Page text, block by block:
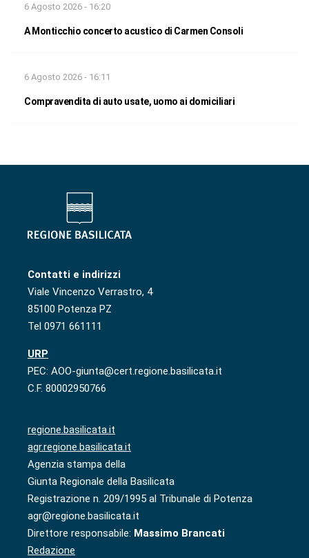
6 Agosto 2026 - 16:20
A Monticchio concerto acustico di Carmen Consoli
6 Agosto 2026 - 16:11
Compravendita di auto usate, uomo ai domiciliari
Contatti e indirizzi
Viale Vincenzo Verrastro, 4
85100 Potenza PZ
Tel 0971 661111
URP
PEC: AOO-giunta@cert.regione.basilicata.it
C.F. 80002950766
regione.basilicata.it
agr.regione.basilicata.it
Agenzia stampa della
Giunta Regionale della Basilicata
Registrazione n. 209/1995 al Tribunale di Potenza
agr@regione.basilicata.it
Direttore responsabile: Massimo Brancati
Redazione